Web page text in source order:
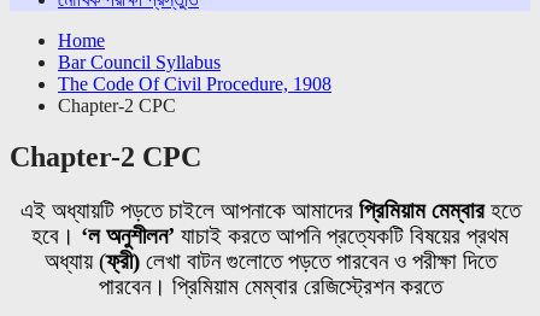
Home
Bar Council Syllabus
The Code Of Civil Procedure, 1908
Chapter-2 CPC
Chapter-2 CPC
এই অধ্যায়টি পড়তে চাইলে আপনাকে আমাদের প্রিমিয়াম মেম্বারহতে
হবে। ‘ল অনুশীলন’ যাচাই করতে আপনি প্রত্যেকটি বিষয়ের প্রথম
অধ্যায়(ফ্রী)লেখা বাটন গুলোতেপড়তে পারবেন ও পরীক্ষা দিতে
পারবেন। প্রিমিয়াম মেম্বার রেজিস্ট্রেশন করতে